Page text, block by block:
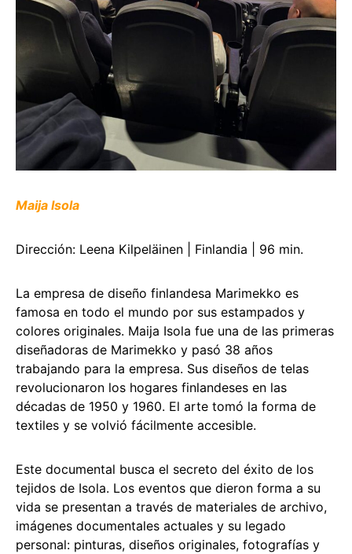
Maija Isola
Dirección: Leena Kilpeläinen | Finlandia | 96 min.
La empresa de diseño finlandesa Marimekko es
famosa en todo el mundo por sus estampados y
colores originales. Maija Isola fue una de las primeras
diseñadoras de Marimekko y pasó 38 años
trabajando para la empresa. Sus diseños de telas
revolucionaron los hogares finlandeses en las
décadas de 1950 y 1960. El arte tomó la forma de
textiles y se volvió fácilmente accesible.
Este documental busca el secreto del éxito de los
tejidos de Isola. Los eventos que dieron forma a su
vida se presentan a través de materiales de archivo,
imágenes documentales actuales y su legado
personal: pinturas, diseños originales, fotografías y